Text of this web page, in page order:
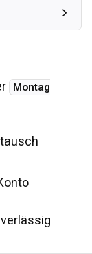
Montag